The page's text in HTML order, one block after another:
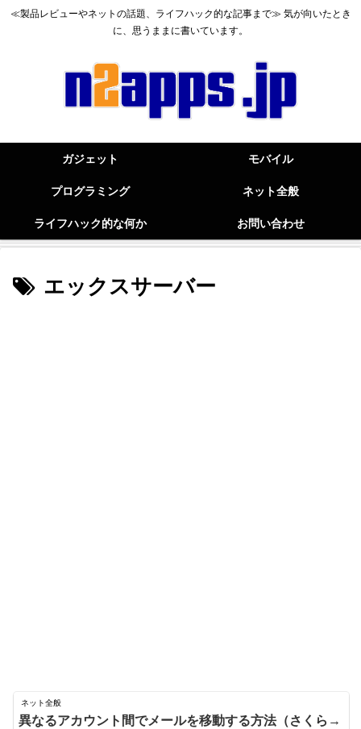
≪製品レビューやネットの話題、ライフハック的な記事まで≫ 気が向いたとき
に、思うままに書いています。
ガジェット モバイル
プログラミング ネット全般
ライフハック的な何か お問い合わせ
エックスサーバー
ネット全般
異なるアカウント間でメールを移動する方法（さくら→